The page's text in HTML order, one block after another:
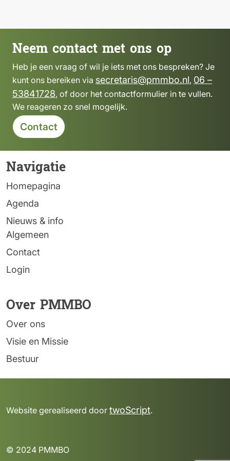
Neem contact met ons op
Heb je een vraag of wil je iets met ons bespreken? Je
kunt ons bereiken via secretaris@pmmbo.nl, 06 –
53841728, of door het contactformulier in te vullen.
We reageren zo snel mogelijk.
Contact
Navigatie
Homepagina
Agenda
Nieuws & info
Algemeen
Contact
Login
Over PMMBO
Over ons
Visie en Missie
Bestuur
© 2024 PMMBO
Website gerealiseerd door twoScript.